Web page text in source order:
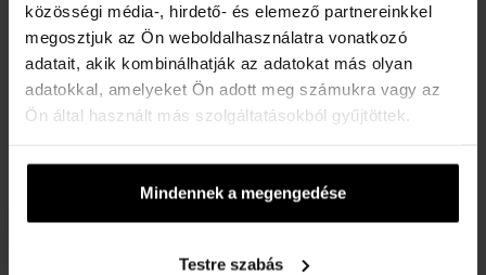
közösségi média-, hirdető- és elemező partnereinkkel
megosztjuk az Ön weboldalhasználatra vonatkozó
adatait, akik kombinálhatják az adatokat más olyan
adatokkal, amelyeket Ön adott meg számukra vagy az
Ön által használt más szolgáltatásokból gyűjtöttek.
Mindennek a megengedése
Testre szabás
Emporio Armani AR2068 -
Női karóra
Karórák - Női
Elküldjük 08.09.
43480 Ft
Emporio Armani AR1411 -
Női karóra
Karórák - Női
Elküldjük 08.09.
69990 Ft
Ingyenes kiszállítás